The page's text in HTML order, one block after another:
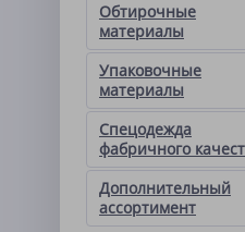
Обтирочные
материалы
Упаковочные
материалы
Спецодежда
фабричного
Дополнительный
ассортимент